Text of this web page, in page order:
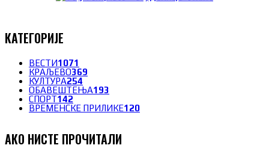
КАТЕГОРИЈЕ
ВЕСТИ1071
КРАЉЕВО369
КУЛТУРА254
ОБАВЕШТЕЊА193
СПОРТ142
ВРЕМЕНСКЕ ПРИЛИКЕ120
АКО НИСТЕ ПРОЧИТАЛИ